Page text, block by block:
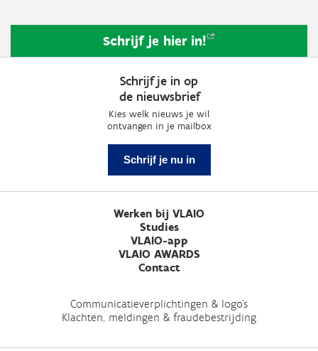
Schrijf je hier in!
Schrijf je in op
de nieuwsbrief
Kies welk nieuws je wil
ontvangen in je mailbox
Schrijf je nu in
Werken bij VLAIO
Studies
VLAIO-app
VLAIO AWARDS
Contact
Communicatieverplichtingen & logo's
Klachten, meldingen & fraudebestrijding